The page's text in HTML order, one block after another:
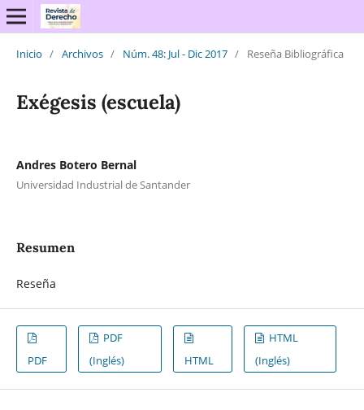
Inicio / Archivos / Núm. 48: Jul - Dic 2017 / Reseña Bibliográfica
Exégesis (escuela)
Andres Botero Bernal
Universidad Industrial de Santander
Resumen
Reseña
PDF
PDF
(Inglés)
HTML
HTML
(Inglés)